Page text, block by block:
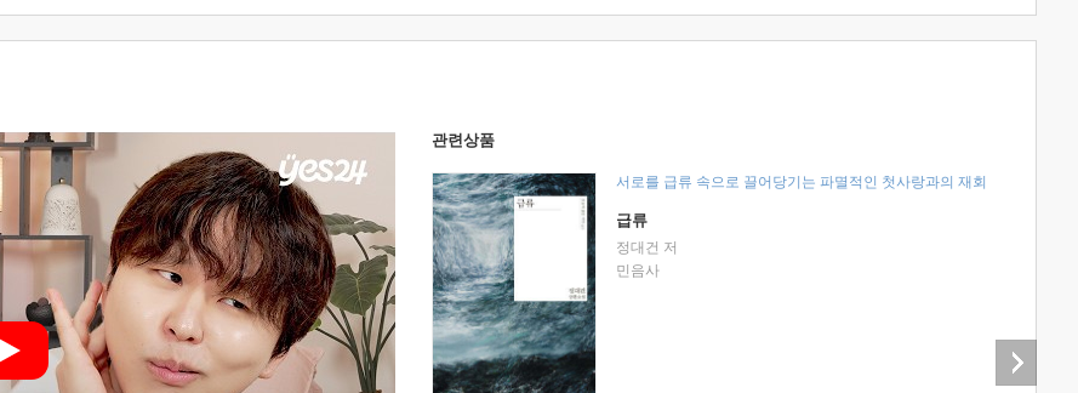
관련상품
서로를 급류 속으로 끌어당기는 파멸적인 첫사랑과의 재회
급류
정대건 저
민음사